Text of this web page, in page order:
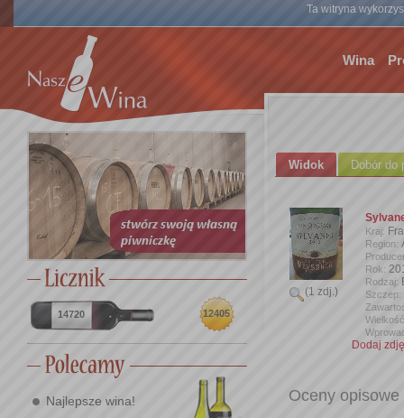
Ta witryna
Wina
14720 12405
Najlepsze wina!
Widok Dobór do
(1 zdj.)
Kraj:
Region:
Rok:
Rodzaj:
Szczep:
Dodaj
Oceny opisowe